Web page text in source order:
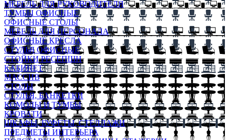
МЕБЕЛЬ ДЛЯ РУКОВОДИТЕЛЯ
ТУМБЫ ОФИСНЫЕ
ОФИСНЫЕ СТОЛЫ
МЕБЕЛЬ ДЛЯ ПЕРСОНАЛА
ОФИСНЫЕ КРЕСЛА
СТУЛЬЯ ОФИСНЫЕ
СТОЙКИ РЕСЕПШН
КАБИНЕТ
МАССИВ
СТОЛЫ
СТУЛЬЯ, БАНКЕТКИ
КОМОДЫ И ТУМБЫ
КРОВАТИ
ШКАФЫ, БУФЕТЫ, СТЕЛЛАЖИ
ПРЕДМЕТЫ ИНТЕРЬЕРА